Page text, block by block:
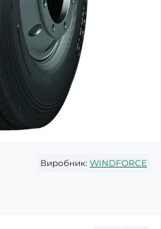
Виробник: WINDFORCE